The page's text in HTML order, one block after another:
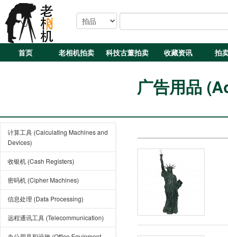
首页 老相机拍卖 科技古董拍卖 收藏资讯 拍
广告用品
计算工具 (Calculating Machines and
Devices)
收银机 (Cash Registers)
密码机 (Cipher Machines)
信息处理 (Data Processing)
远程通讯工具 (Telecommunication)